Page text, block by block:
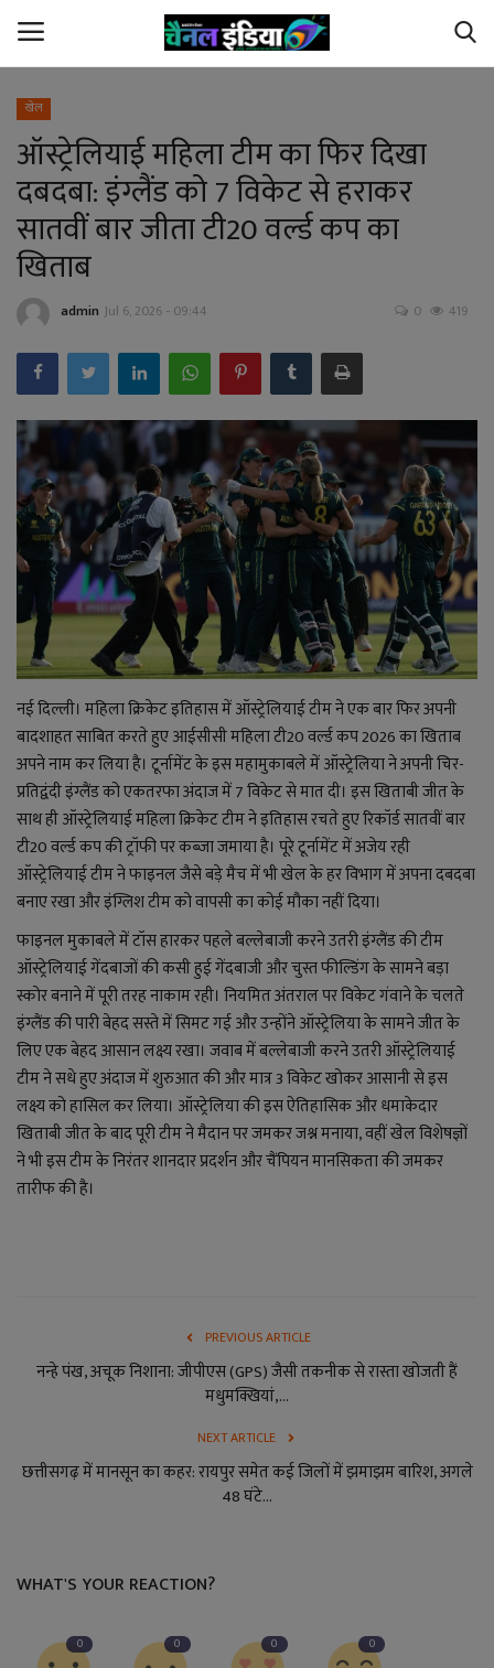
Home
Contact Us
छत्तीसगढ़
देश
अपराध
विदेश
खेल
राजनीति
बिजनेस
मनोरंजन
ज्ञान विज्ञान
करिअर
वाद विवाद
संपादकीय
धर्म
लाइफ स्टाइल
जोक्स
सोशल मीडिया
Gallery
खेल
ऑस्ट्रेलियाई महिला टीम का फिर दिखा
दबदबा: इंग्लैंड को 7 विकेट से हराकर
सातवीं बार जीता टी20 वर्ल्ड कप का
खिताब
admin Jul 6, 2026 - 09:44 0 419
नई दिल्ली। महिला क्रिकेट इतिहास में ऑस्ट्रेलियाई टीम ने एक बार फिर अपनी
बादशाहत साबित करते हुए आईसीसी महिला टी20 वर्ल्ड कप 2026 का खिताब
अपने नाम कर लिया है। टूर्नामेंट के इस महामुकाबले में ऑस्ट्रेलिया ने अपनी चिर-
प्रतिद्वंदी इंग्लैंड को एकतरफा अंदाज में 7 विकेट से मात दी। इस खिताबी जीत के
साथ ही ऑस्ट्रेलियाई महिला क्रिकेट टीम ने इतिहास रचते हुए रिकॉर्ड सातवीं बार
टी20 वर्ल्ड कप की ट्रॉफी पर कब्जा जमाया है। पूरे टूर्नामेंट में अजेय रही
ऑस्ट्रेलियाई टीम ने फाइनल जैसे बड़े मैच में भी खेल के हर विभाग में अपना दबदबा
बनाए रखा और इंग्लिश टीम को वापसी का कोई मौका नहीं दिया।
फाइनल मुकाबले में टॉस हारकर पहले बल्लेबाजी करने उतरी इंग्लैंड की टीम
ऑस्ट्रेलियाई गेंदबाजों की कसी हुई गेंदबाजी और चुस्त फील्डिंग के सामने बड़ा
स्कोर बनाने में पूरी तरह नाकाम रही। नियमित अंतराल पर विकेट गंवाने के चलते
इंग्लैंड की पारी बेहद सस्ते में सिमट गई और उन्होंने ऑस्ट्रेलिया के सामने जीत के
लिए एक बेहद आसान लक्ष्य रखा। जवाब में बल्लेबाजी करने उतरी ऑस्ट्रेलियाई
टीम ने सधे हुए अंदाज में शुरुआत की और मात्र 3 विकेट खोकर आसानी से इस
लक्ष्य को हासिल कर लिया। ऑस्ट्रेलिया की इस ऐतिहासिक और धमाकेदार
खिताबी जीत के बाद पूरी टीम ने मैदान पर जमकर जश्न मनाया, वहीं खेल विशेषज्ञों
ने भी इस टीम के निरंतर शानदार प्रदर्शन और चैंपियन मानसिकता की जमकर
तारीफ की है।
PREVIOUS ARTICLE
नन्हे पंख, अचूक निशाना: जीपीएस (GPS) जैसी तकनीक से रास्ता खोजती हैं
मधुमक्खियां,...
NEXT ARTICLE
छत्तीसगढ़ में मानसून का कहर: रायपुर समेत कई जिलों में झमाझम बारिश, अगले
48 घंटे...
WHAT'S YOUR REACTION?
0 0 0 0